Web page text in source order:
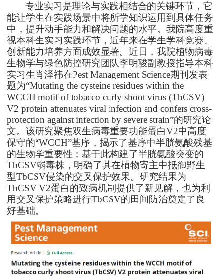
专业实习是理论与实践相结合的关键环节，它
能让学生在实践场景中将所学知识运用到具体任务
中，提升动手能力和解决问题的水平。我院高度重
视本科生实习实践环节，近年来在学生学科竞赛、
创新能力培养方面成效显著。近日，我院植物病毒
生物学与绿色防控研究团队李明骏副教授指导本科
实习生肖泽祎在Pest Management Science期刊发表
题为“Mutating the cysteine residues within the
WCCH motif of tobacco curly shoot virus (TbCSV)
V2 protein attenuates viral infection and confers cross-
protection against infection by severe strain”的研究论
文。该研究聚焦双生病毒重要功能蛋白V2中高度
保守的“WCCH”基序，揭示了基序中半胱氨酸残基
的生物学重要性；基于此构建了半胱氨酸突变的
TbCSV弱毒株，明确了其在植物寄主中抵御野生
型TbCSV侵染的交叉保护效果。研究结果为
TbCSV V2蛋白的致病机制提供了新见解，也为利
用交叉保护策略进行TbCSV的田间防治奠定了良
好基础。